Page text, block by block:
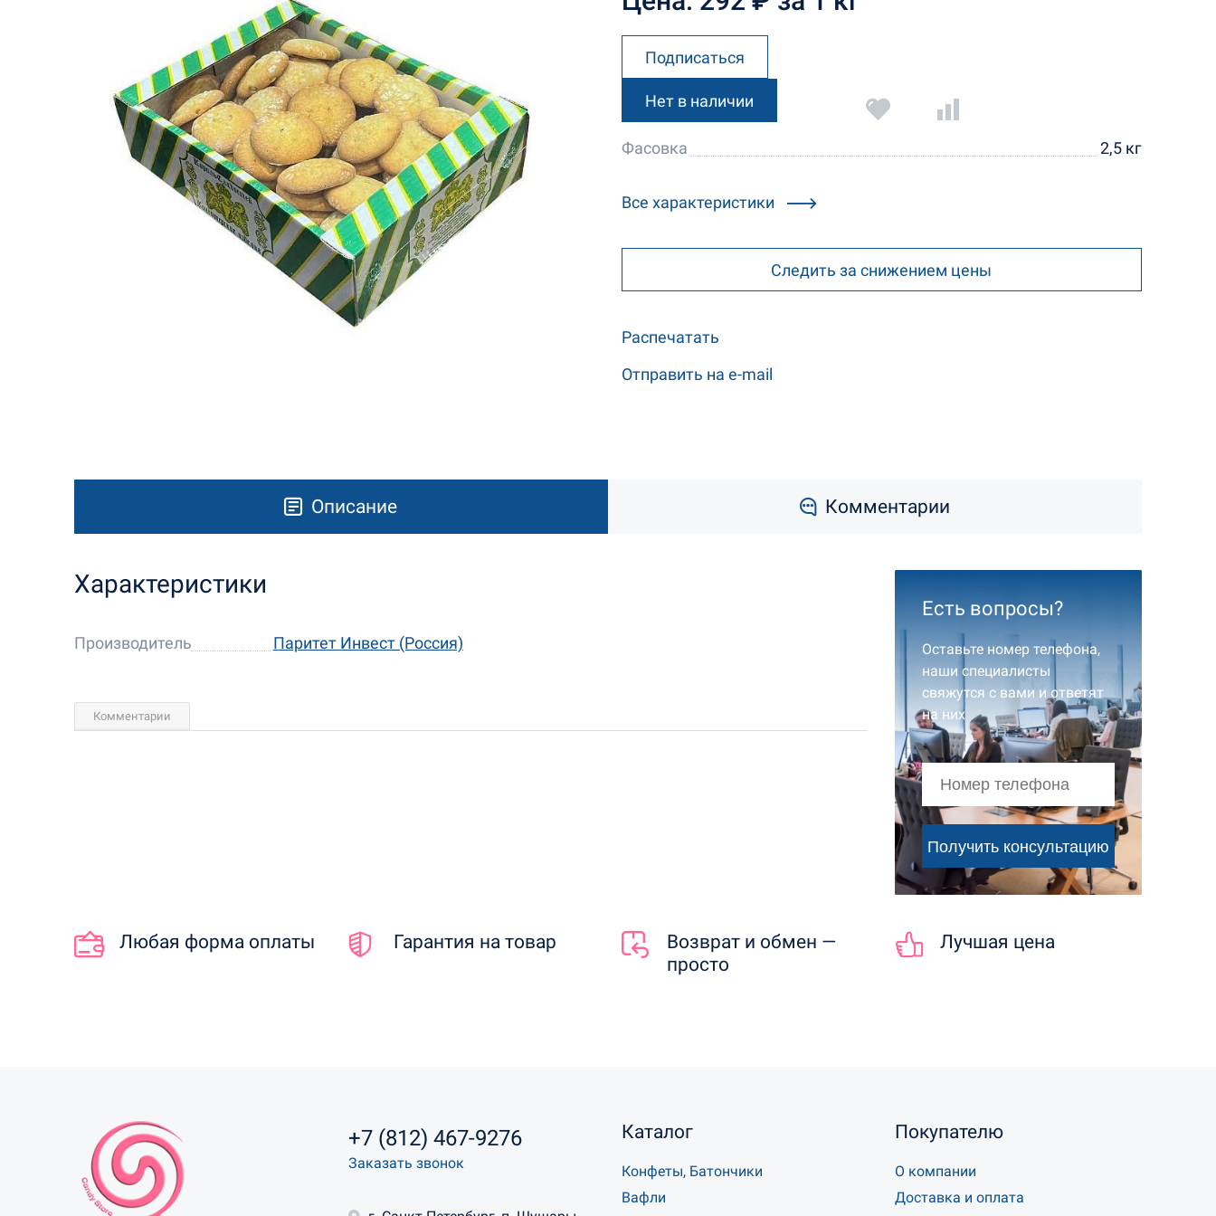
Подписаться
Нет в наличии
Фасовка 2,5 кг
Все характеристики
Следить за снижением цены
Распечатать
Отправить на e-mail
Описание Комментарии
Характеристики
Производитель Паритет Инвест (Россия)
Комментарии
Есть вопросы?
Оставьте номер телефона,
наши специалисты
свяжутся с вами и ответят
на них
Любая форма оплаты Гарантия на товар
Возврат и обмен —
просто
Лучшая цена
+7 (812) 467-9276
Заказать звонок
Каталог
Конфеты, Батончики
Вафли
Покупателю
О компании
Доставка и оплата